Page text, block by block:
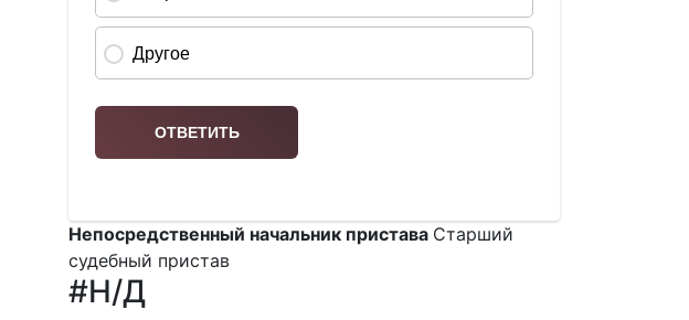
Непосредственный начальник пристава Старший
судебный пристав
#Н/Д